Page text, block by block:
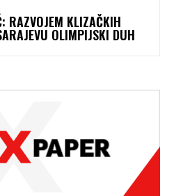
RAZVOJEM KLIZAČKIH
OLIMPIJSKI DUH